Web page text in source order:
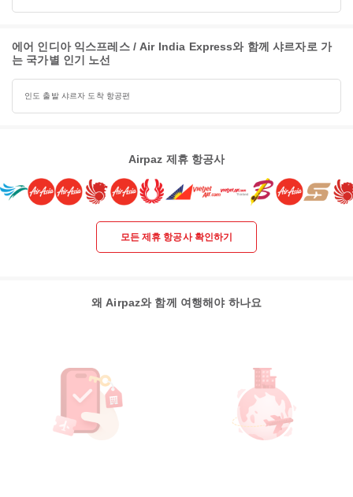
에어 인디아 익스프레스 / Air India Express와 함께 샤르자로 가
는 국가별 인기 노선
인도 출발 샤르자 도착 항공편
Airpaz 제휴 항공사
모든 제휴 항공사 확인하기
왜 Airpaz와 함께 여행해야 하나요